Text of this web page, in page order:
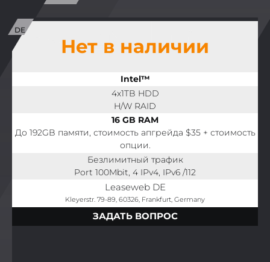
Нет в наличии
Intel™
4x1TB HDD
H/W RAID
16 GB RAM
До 192GB памяти, стоимость апгрейда $35 + стоимость
опции.
Безлимитный трафик
Port 100Mbit, 4 IPv4, IPv6 /112
Leaseweb DE
Kleyerstr. 79-89, 60326, Frankfurt, Germany
ЗАДАТЬ ВОПРОС